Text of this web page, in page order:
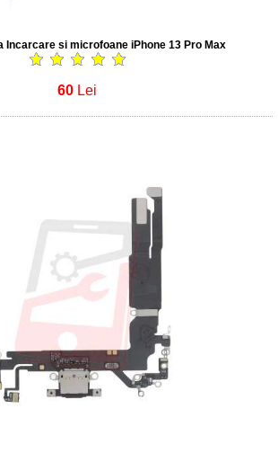
Incarcare si microfoane iPhone 13 Pro Max
60 Lei